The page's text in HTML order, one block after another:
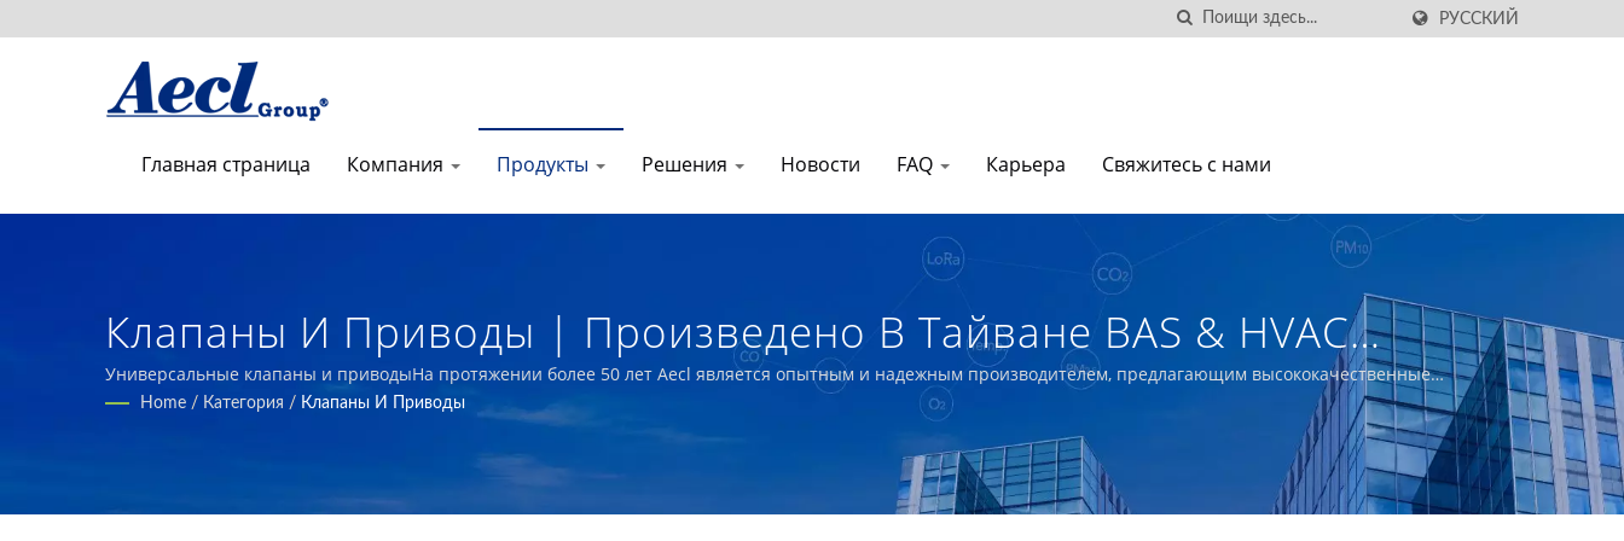
РУССКИЙ
Главная страница Компания Продукты Решения Новости FAQ Карьера Свяжитесь с нами
Клапаны И Приводы | Произведено В Тайване BAS & HVAC
Системы Здания Качество Воздуха Внутри Помещений
Производитель Передатчиков | Aecl
Универсальные клапаны и приводыНа протяжении более 50 лет Aecl является опытным и надежным производителем, предлагающим высококачественные
сенсорные продукты для строительства, промышленной автоматизации, умного сельского хозяйства и систем HVAC.
Home / Категория / Клапаны И Приводы